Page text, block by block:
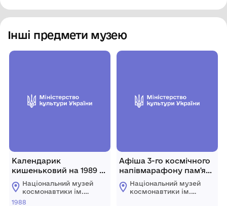
Інші предмети музею
Календарик
кишеньковий на 1989 р.
із зображенням ОС
«Салют».
Національний музей
космонавтики ім.
С.П. Корольова
1988
Афіша 3-го космічного
напівмарафону пам'яті
Л. К. Каденюка.
Художник Ю. Дубінін.
Національний музей
космонавтики ім.